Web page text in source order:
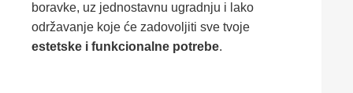
boravke, uz jednostavnu ugradnju i lako
održavanje koje će zadovoljiti sve tvoje
estetske i funkcionalne potrebe.